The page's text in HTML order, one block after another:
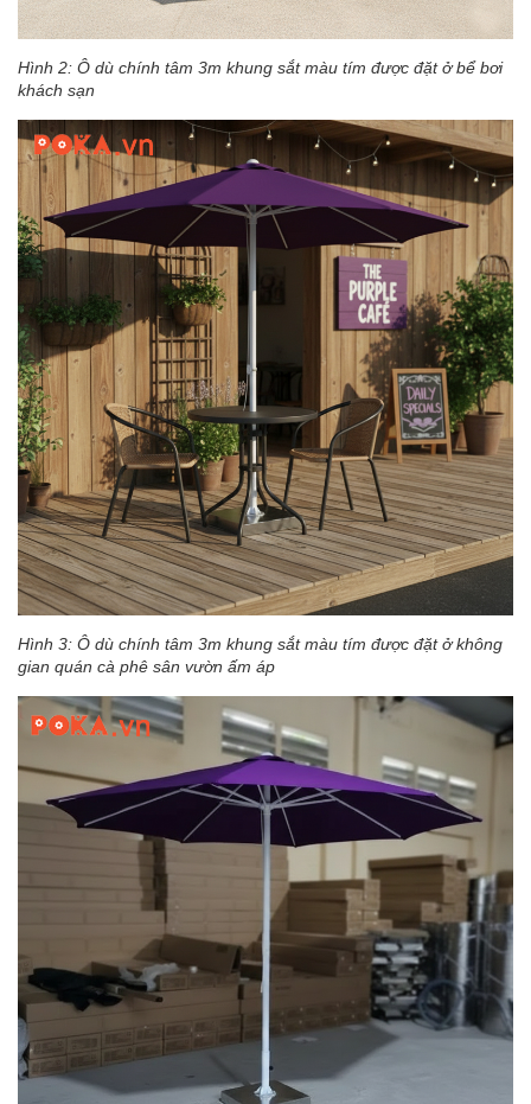
Hình 2: Ô dù chính tâm 3m khung sắt màu tím được đặt ở bể bơi
khách sạn
Hình 3: Ô dù chính tâm 3m khung sắt màu tím được đặt ở không
gian quán cà phê sân vườn ấm áp